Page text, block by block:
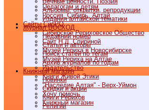
Педагогам и детям
Россия, Сибирь, Алтай
Cайты СибРО
Сибирское Рериховское Общество
Сайт Н.Д. Спириной
Музей Рериха в Новосибирске
Музей Рериха на Алтае
Издательство
Книги Живой Этики
"Наследие Алтая" - Верх-Уймон
Хочу помочь
Книжный магазин
Альбомы, открытки, репродукции
Издания алтайской тематики
Журнал ВОСХОД
Недавний номер
Статьи и авторы
Поиск статей по тегам
Архив журналов по годам
Книжный магазин
Новинки
Скидки и акции
Книги Рерихов
Религии